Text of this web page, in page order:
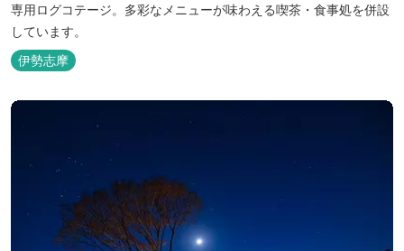
専用ログコテージ。多彩なメニューが味わえる喫茶・食事処を併設
しています。
伊勢志摩